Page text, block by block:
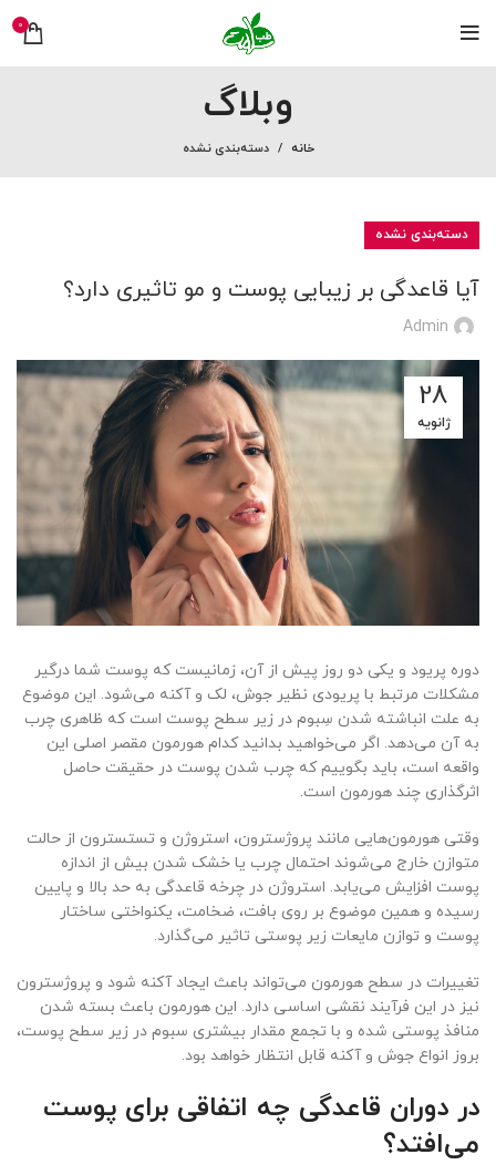
0
وبلاگ
خانه دسته‌بندی نشده
دسته‌بندی نشده
آیا قاعدگی بر زیبایی پوست و مو تاثیری دارد؟
Admin
28
ژانویه
دوره پریود و یکی دو روز پیش از آن، زمانیست که پوست شما درگیر
مشکلات مرتبط با پریودی نظیر جوش، لک و آکنه می‌شود. این موضوع
به علت انباشته شدن سِبوم در زیر سطح پوست است که ظاهری چرب
به آن می‌دهد. اگر می‌خواهید بدانید کدام هورمون مقصر اصلی این
واقعه است، باید بگوییم که چرب شدن پوست در حقیقت حاصل
اثرگذاری چند هورمون است.
وقتی هورمون‌هایی مانند پروژسترون، استروژن و تستسترون از حالت
متوازن خارج می‌شوند احتمال چرب یا خشک شدن بیش از اندازه
پوست افزایش می‌یابد. استروژن در چرخه قاعدگی به حد بالا و پایین
رسیده و همین موضوع بر روی بافت، ضخامت، یکنواختی ساختار
پوست و توازن مایعات زیر پوستی تاثیر می‌گذارد.
تغییرات در سطح هورمون می‌تواند باعث ایجاد آکنه شود و پروژسترون
نیز در این فرآیند نقشی اساسی دارد. این هورمون باعث بسته شدن
منافذ پوستی شده و با تجمع مقدار بیشتری سبوم در زیر سطح پوست،
بروز انواع جوش و آکنه قابل انتظار خواهد بود.
در دوران قاعدگی چه اتفاقی برای پوست
می‌افتد؟